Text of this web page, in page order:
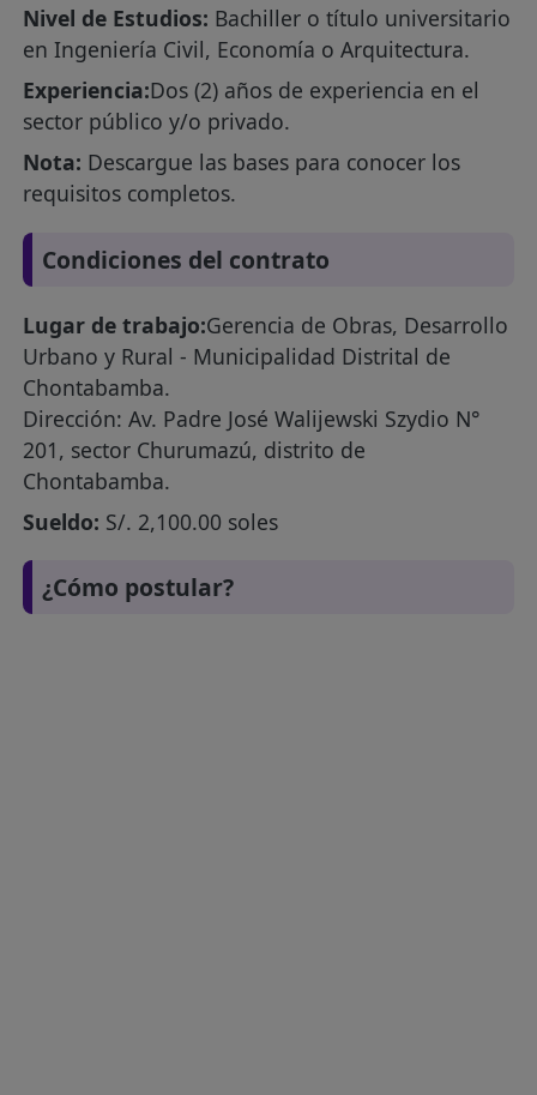
Nivel de Estudios: Bachiller o título universitario
en Ingeniería Civil, Economía o Arquitectura.
Experiencia:Dos (2) años de experiencia en el
sector público y/o privado.
Nota: Descargue las bases para conocer los
requisitos completos.
Condiciones del contrato
Lugar de trabajo:Gerencia de Obras, Desarrollo
Urbano y Rural - Municipalidad Distrital de
Chontabamba.
Dirección: Av. Padre José Walijewski Szydio N°
201, sector Churumazú, distrito de
Chontabamba.
Sueldo: S/. 2,100.00 soles
¿Cómo postular?